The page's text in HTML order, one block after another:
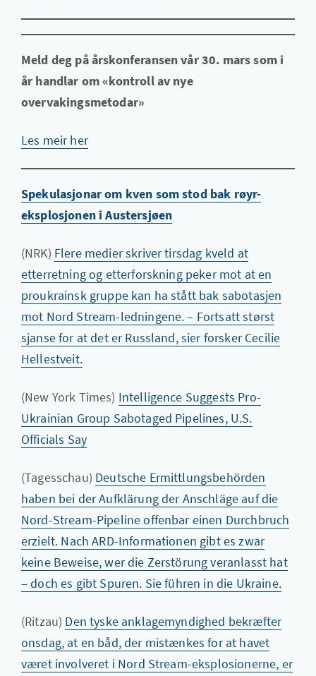
Meld deg på årskonferansen vår 30. mars som i
år handlar om «kontroll av nye
overvakingsmetodar»
Les meir her
Spekulasjonar om kven som stod bak røyr-
eksplosjonen i Austersjøen
(NRK) Flere medier skriver tirsdag kveld at
etterretning og etterforskning peker mot at en
proukrainsk gruppe kan ha stått bak sabotasjen
mot Nord Stream-ledningene. – Fortsatt størst
sjanse for at det er Russland, sier forsker Cecilie
Hellestveit.
(New York Times) Intelligence Suggests Pro-
Ukrainian Group Sabotaged Pipelines, U.S.
Officials Say
(Tagesschau) Deutsche Ermittlungsbehörden
haben bei der Aufklärung der Anschläge auf die
Nord-Stream-Pipeline offenbar einen Durchbruch
erzielt. Nach ARD-Informationen gibt es zwar
keine Beweise, wer die Zerstörung veranlasst hat
– doch es gibt Spuren. Sie führen in die Ukraine.
(Ritzau) Den tyske anklagemyndighed bekræfter
onsdag, at en båd, der mistænkes for at havet
været involveret i Nord Stream-eksplosionerne, er